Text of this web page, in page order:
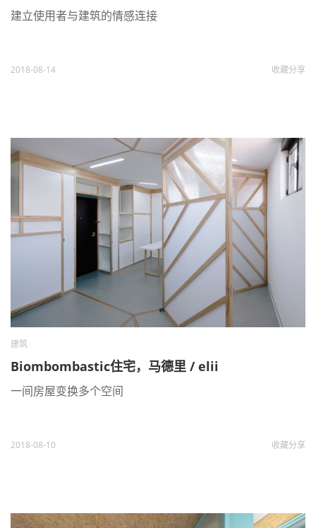
建立使用者与建筑的情感连接
2018-08-14 收藏分享
建筑
Biombombastic住宅，马德里 / elii
一间房屋变换多个空间
2018-08-10 收藏分享